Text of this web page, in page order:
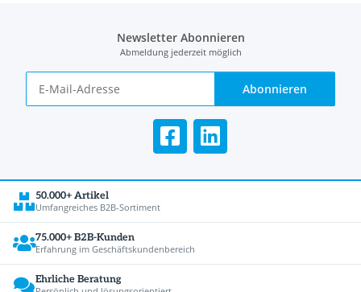
Newsletter Abonnieren
Abmeldung jederzeit möglich
Abonnieren
50.000+ Artikel
Umfangreiches B2B-Sortiment
75.000+ B2B-Kunden
Erfahrung im Geschäftskundenbereich
Ehrliche Beratung